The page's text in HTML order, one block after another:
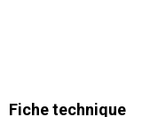
Fiche technique